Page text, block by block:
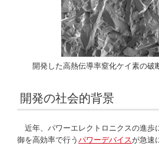
開発した高熱伝導率窒化ケイ素の破
開発の社会的背景
近年、パワーエレクトロニクスの進歩
御を高効率で行うパワーデバイスが急速